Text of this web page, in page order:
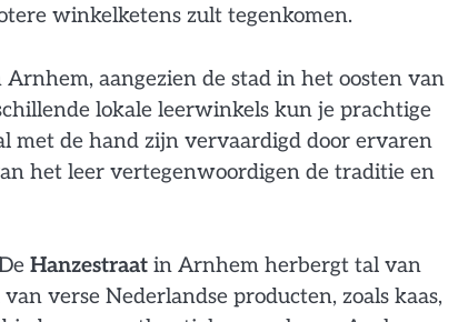
winkelketens zult tegenkomen.
aangezien de stad in het oosten van
lokale leerwinkels kun je prachtige
met de hand zijn vervaardigd door ervaren
het leer vertegenwoordigen de traditie en
Hanzestraat in Arnhem herbergt tal van
verse Nederlandse producten, zoals kaas,